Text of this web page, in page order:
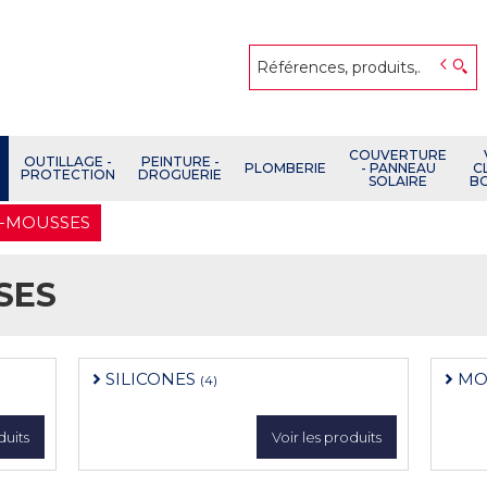
OUTILLAGE -
PROTECTION
PEINTURE -
DROGUERIE
PLOMBERIE
COUVERTURE
- PANNEAU
SOLAIRE
SILICONES (4)
Voir les produits